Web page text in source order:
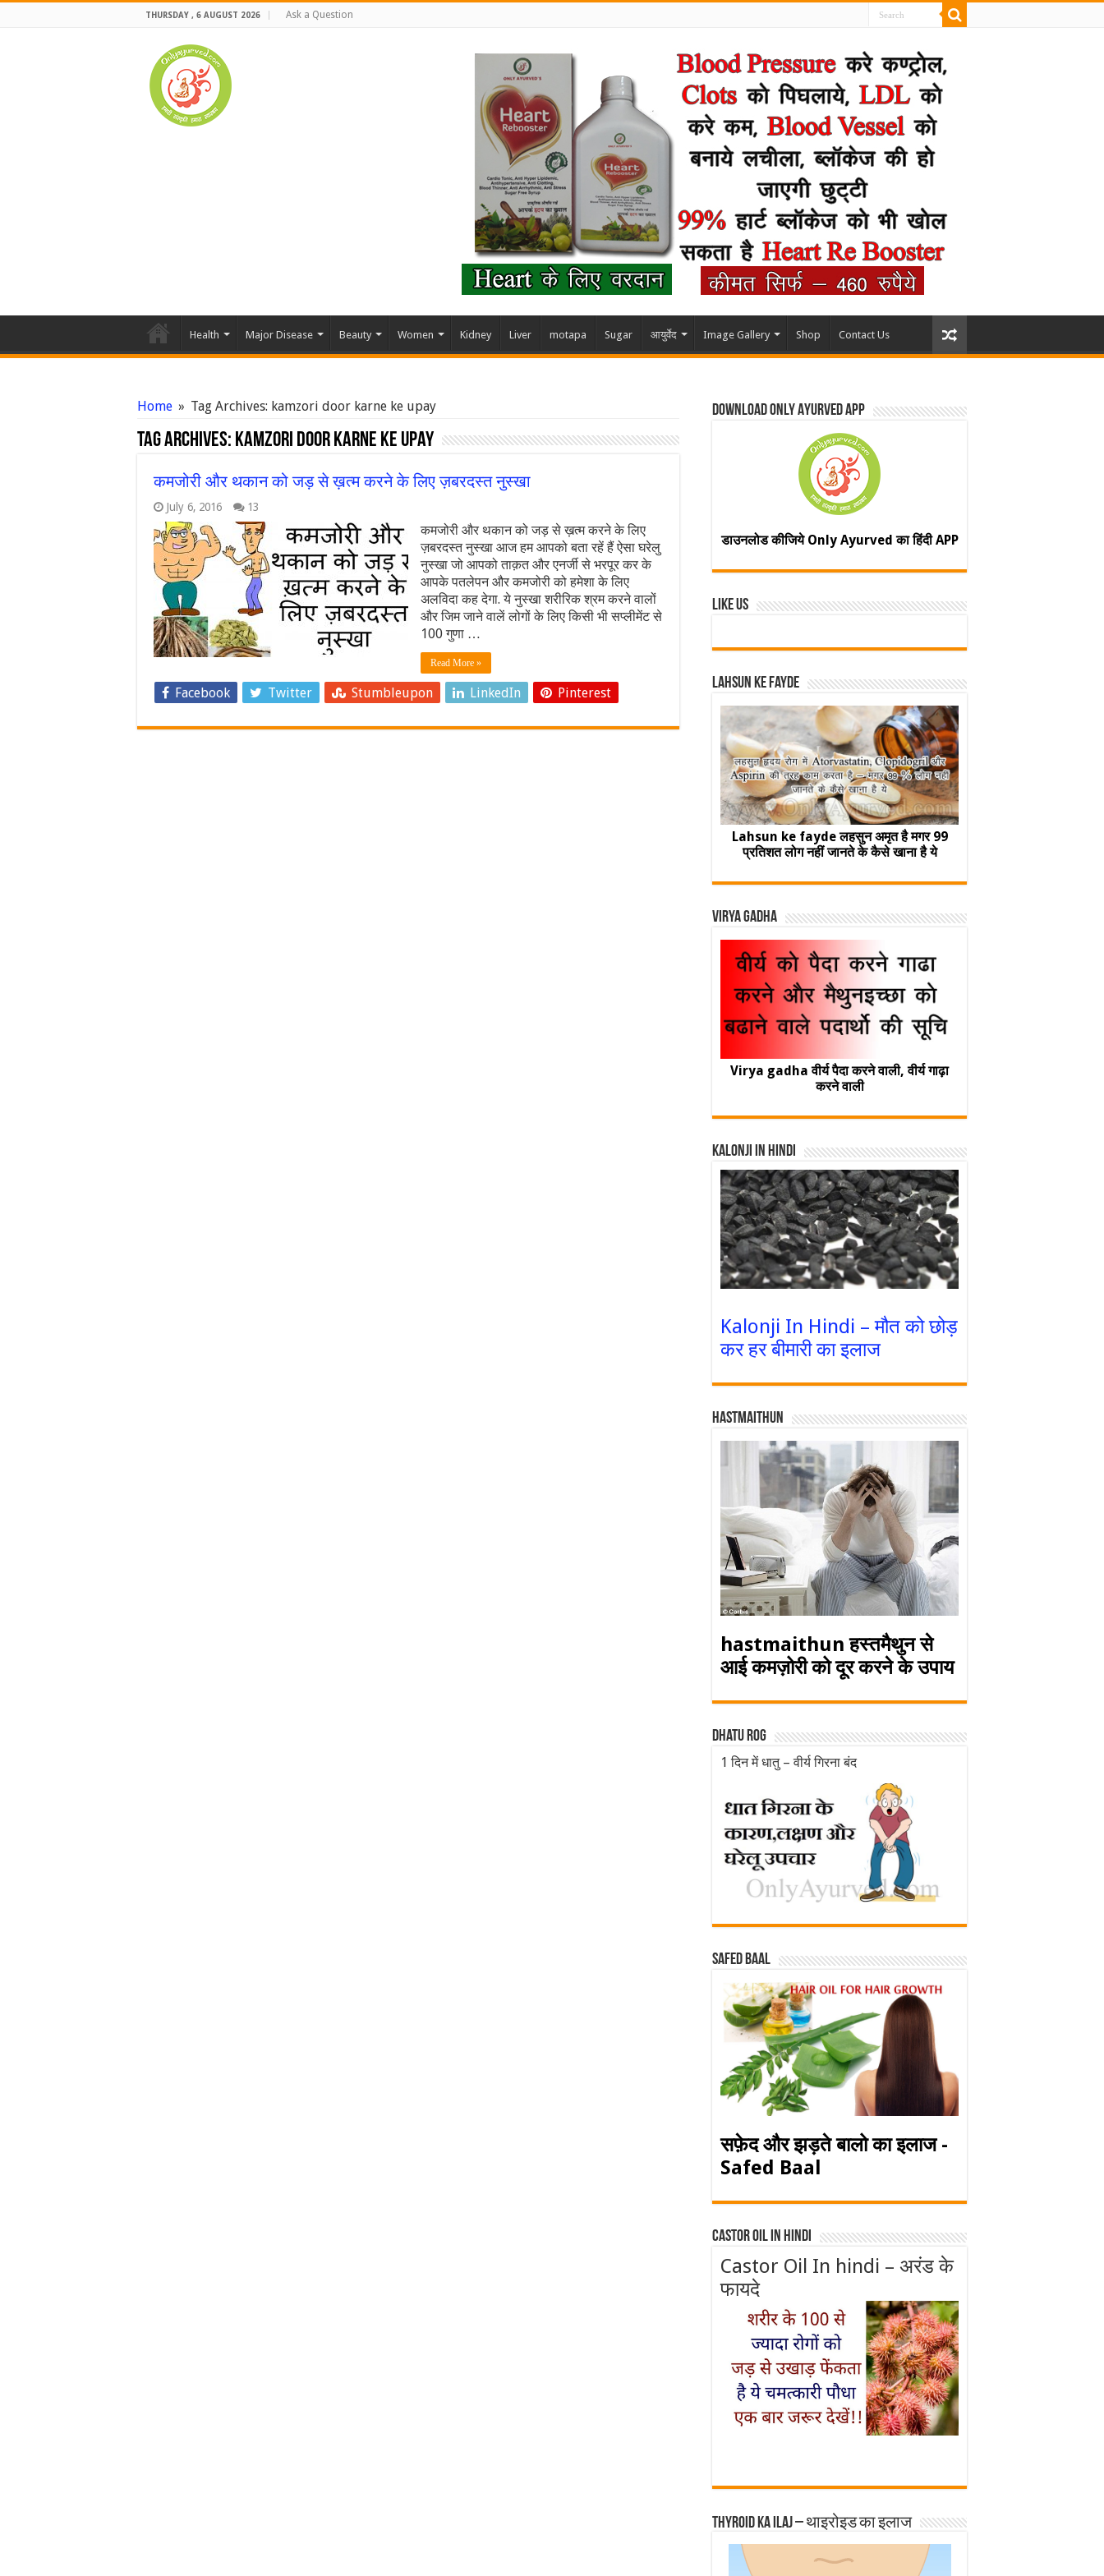
THURSDAY , 6 AUGUST 2026 Ask a Question
Health Major Disease Beauty Women Kidney Liver motapa Sugar आयुर्वेद Image Gallery Shop Contact Us
Home » Tag Archives: kamzori door karne ke upay
Tag Archives: kamzori door karne ke upay
कमजोरी और थकान को जड़ से ख़त्म करने के लिए ज़बरदस्त नुस्खा
July 6, 2016 13
कमजोरी और थकान को जड़ से ख़त्म करने के लिए
ज़बरदस्त नुस्खा आज हम आपको बता रहें हैं ऐसा घरेलु
नुस्खा जो आपको ताक़त और एनर्जी से भरपूर कर के
आपके पतलेपन और कमजोरी को हमेशा के लिए
अलविदा कह देगा. ये नुस्खा शरीरिक श्रम करने वालों
और जिम जाने वालें लोगों के लिए किसी भी सप्लीमेंट से
100 गुणा …
Read More »
Facebook Twitter Stumbleupon LinkedIn Pinterest
Download Only Ayurved App
डाउनलोड कीजिये Only Ayurved का हिंदी APP
Like Us
Lahsun ke fayde
Lahsun ke fayde लहसुन अमृत है मगर 99
प्रतिशत लोग नहीं जानते के कैसे खाना है ये
Virya Gadha
Virya gadha वीर्य पैदा करने वाली, वीर्य गाढ़ा
करने वाली
Kalonji In Hindi
Kalonji In Hindi – मौत को छोड़
कर हर बीमारी का इलाज
Hastmaithun
hastmaithun हस्तमैथुन से
आई कमज़ोरी को दूर करने के उपाय
Dhatu rog
1 दिन में धातु – वीर्य गिरना बंद
Safed baal
सफ़ेद और झड़ते बालो का इलाज -
Safed Baal
Castor Oil In Hindi
Castor Oil In hindi – अरंड के
फायदे
Thyroid ka ilaj – थाइरोइड का इलाज